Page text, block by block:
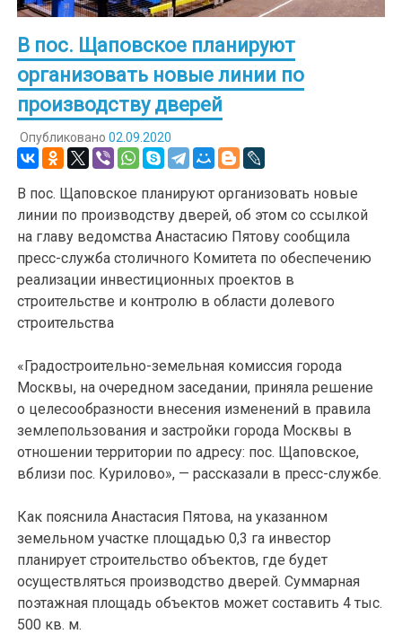
В пос. Щаповское планируют
организовать новые линии по
производству дверей
Опубликовано 02.09.2020
В пос. Щаповское планируют организовать новые
линии по производству дверей, об этом со ссылкой
на главу ведомства Анастасию Пятову сообщила
пресс-служба столичного Комитета по обеспечению
реализации инвестиционных проектов в
строительстве и контролю в области долевого
строительства
«Градостроительно-земельная комиссия города
Москвы, на очередном заседании, приняла решение
о целесообразности внесения изменений в правила
землепользования и застройки города Москвы в
отношении территории по адресу: пос. Щаповское,
вблизи пос. Курилово», — рассказали в пресс-службе.
Как пояснила Анастасия Пятова, на указанном
земельном участке площадью 0,3 га инвестор
планирует строительство объектов, где будет
осуществляться производство дверей. Суммарная
поэтажная площадь объектов может составить 4 тыс.
500 кв. м.